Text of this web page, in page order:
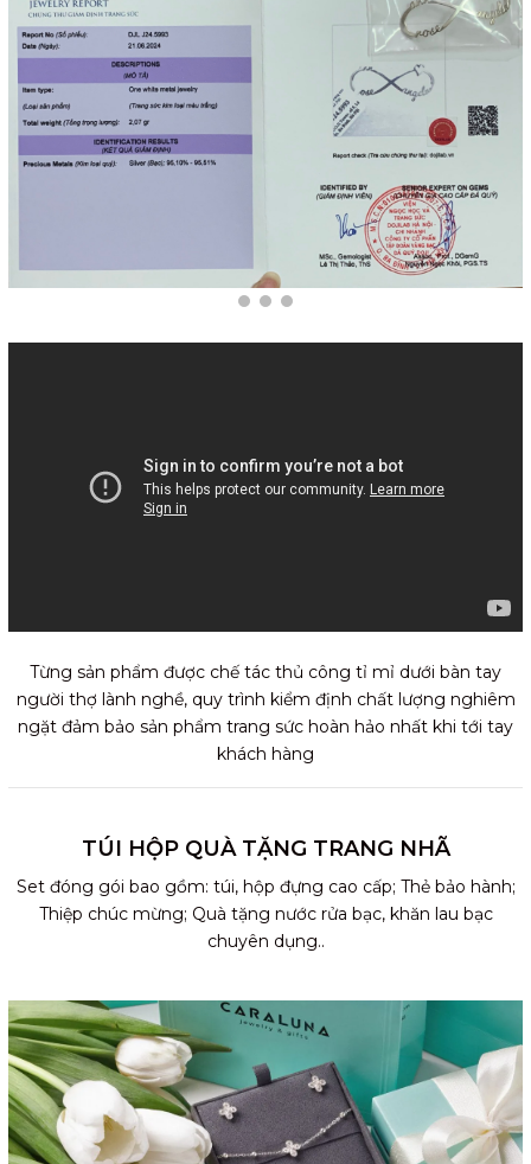
Từng sản phẩm được chế tác thủ công tỉ mỉ dưới bàn tay
người thợ lành nghề, quy trình kiểm định chất lượng nghiêm
ngặt đảm bảo sản phẩm trang sức hoàn hảo nhất khi tới tay
khách hàng
TÚI HỘP QUÀ TẶNG TRANG NHÃ
Set đóng gói bao gồm: túi, hộp đựng cao cấp; Thẻ bảo hành;
Thiệp chúc mừng; Quà tặng nước rửa bạc, khăn lau bạc
chuyên dụng..